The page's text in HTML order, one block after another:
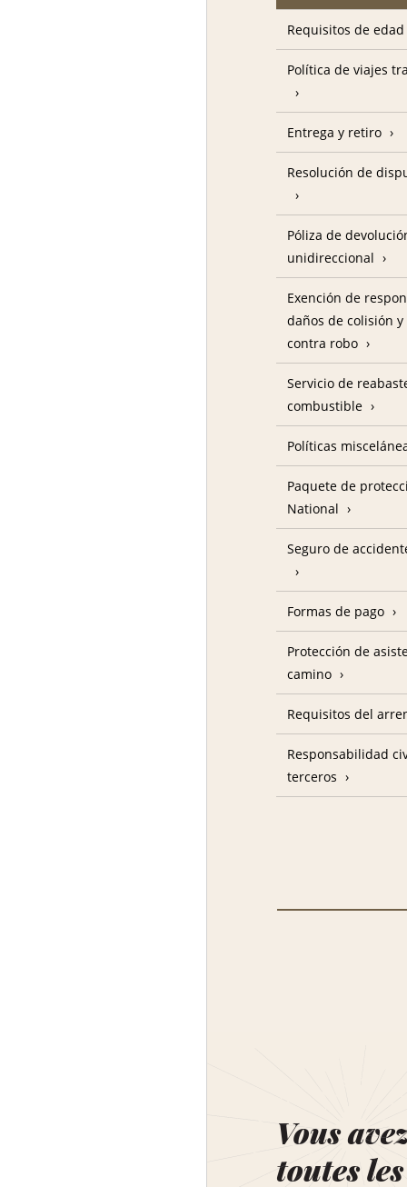
Requisitos de edad
Política de viajes
Entrega y retiro
Resolución de
Póliza de
unidireccional
Exención de
daños de colisión y
contra robo
Servicio de
combustible
Políticas
Paquete de
National
Seguro de
Formas de pago
Protección de
camino
Requisitos del
Responsabilidad
terceros
Vous
toutes les